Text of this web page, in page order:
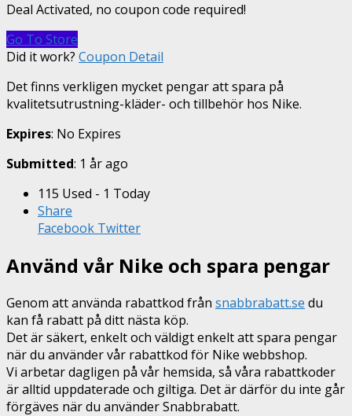
Deal Activated, no coupon code required!
Go To Store
Did it work? Coupon Detail
Det finns verkligen mycket pengar att spara på
kvalitetsutrustning-kläder- och tillbehör hos Nike.
Expires: No Expires
Submitted: 1 år ago
115 Used - 1 Today
Share
Facebook Twitter
Använd vår Nike och spara pengar
Genom att använda rabattkod från snabbrabatt.se du
kan få rabatt på ditt nästa köp.
Det är säkert, enkelt och väldigt enkelt att spara pengar
när du använder vår rabattkod för Nike webbshop.
Vi arbetar dagligen på vår hemsida, så våra rabattkoder
är alltid uppdaterade och giltiga. Det är därför du inte går
förgäves när du använder Snabbrabatt.